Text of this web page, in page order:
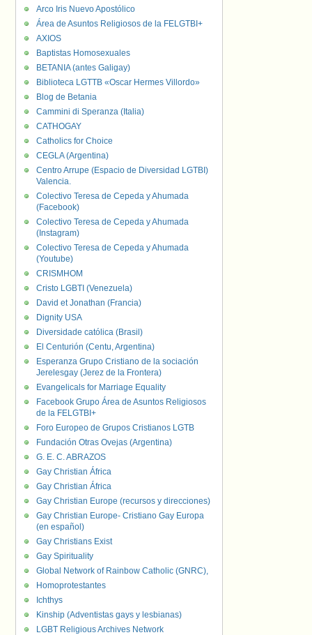
Arco Iris Nuevo Apostólico
Área de Asuntos Religiosos de la FELGTBI+
AXIOS
Baptistas Homosexuales
BETANIA (antes Galigay)
Biblioteca LGTTB «Oscar Hermes Villordo»
Blog de Betania
Cammini di Speranza (Italia)
CATHOGAY
Catholics for Choice
CEGLA (Argentina)
Centro Arrupe (Espacio de Diversidad LGTBI)
Valencia.
Colectivo Teresa de Cepeda y Ahumada
(Facebook)
Colectivo Teresa de Cepeda y Ahumada
(Instagram)
Colectivo Teresa de Cepeda y Ahumada
(Youtube)
CRISMHOM
Cristo LGBTI (Venezuela)
David et Jonathan (Francia)
Dignity USA
Diversidade católica (Brasil)
El Centurión (Centu, Argentina)
Esperanza Grupo Cristiano de la sociación
Jerelesgay (Jerez de la Frontera)
Evangelicals for Marriage Equality
Facebook Grupo Área de Asuntos Religiosos
de la FELGTBI+
Foro Europeo de Grupos Cristianos LGTB
Fundación Otras Ovejas (Argentina)
G. E. C. ABRAZOS
Gay Christian África
Gay Christian África
Gay Christian Europe (recursos y direcciones)
Gay Christian Europe- Cristiano Gay Europa
(en español)
Gay Christians Exist
Gay Spirituality
Global Network of Rainbow Catholic (GNRC),
Homoprotestantes
Ichthys
Kinship (Adventistas gays y lesbianas)
LGBT Religious Archives Network